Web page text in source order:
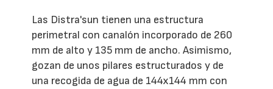
Las Distra'sun tienen una estructura
perimetral con canalón incorporado de 260
mm de alto y 135 mm de ancho. Asimismo,
gozan de unos pilares estructurados y de
una recogida de agua de 144x144 mm con